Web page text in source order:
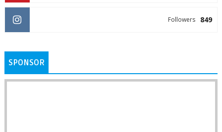
849
Followers
SPONSOR